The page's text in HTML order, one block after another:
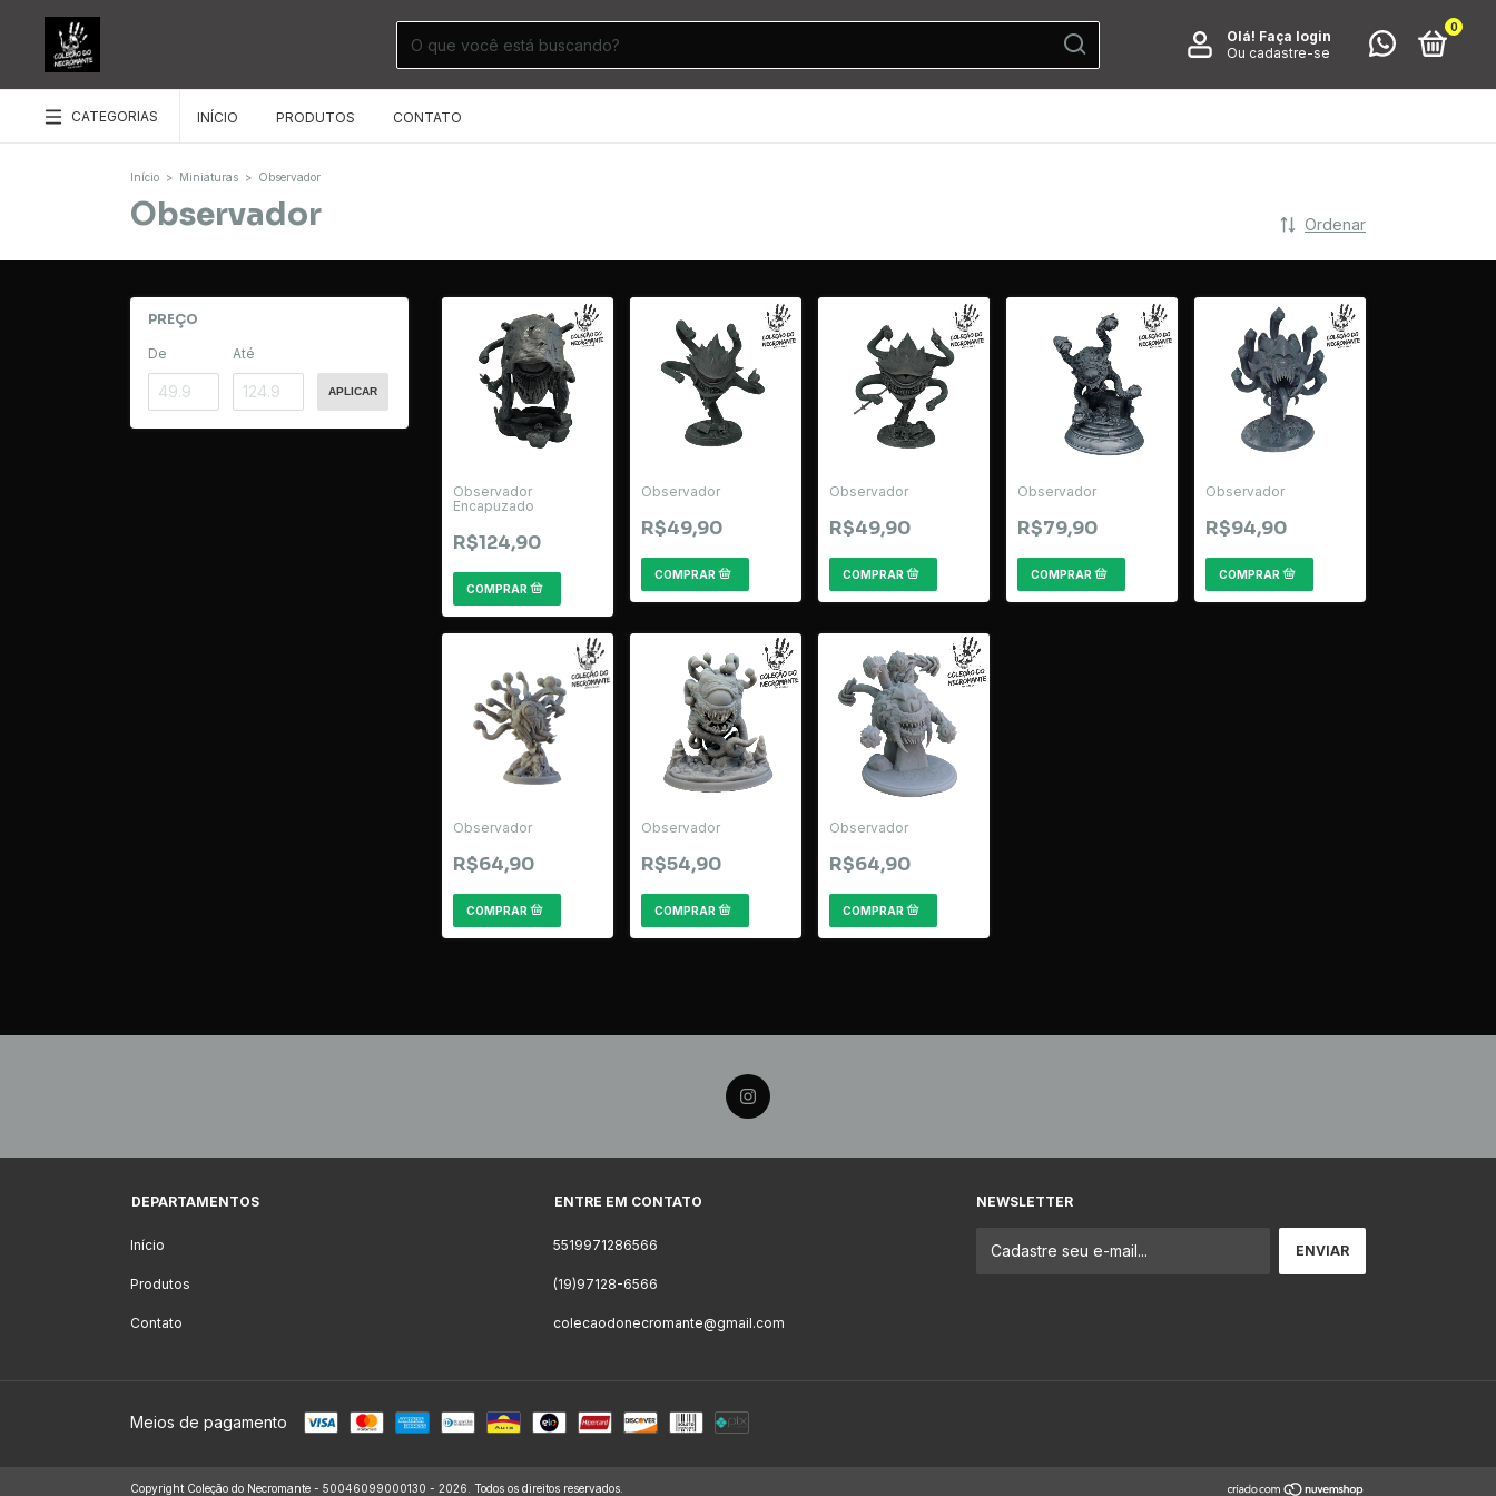
Olá! Faça login
Ou cadastre-se
0
CATEGORIAS INÍCIO PRODUTOS CONTATO
Início > Miniaturas > Observador
Observador Ordenar
PREÇO
De Até
APLICAR
Observador
Encapuzado
R$124,90
Observador
R$49,90
Observador
R$49,90
Observador
R$79,90
Observador
R$94,90
Observador
R$64,90
Observador
R$54,90
Observador
R$64,90
DEPARTAMENTOS
Início
Produtos
Contato
ENTRE EM CONTATO
5519971286566
(19)97128-6566
colecaodonecromante@gmail.com
NEWSLETTER
Meios de pagamento
Copyright Coleção do Necromante - 50046099000130 - 2026. Todos os direitos reservados.